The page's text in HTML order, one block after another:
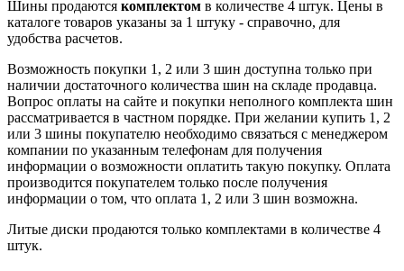
Шины продаются комплектом в количестве 4 штук. Цены в
каталоге товаров указаны за 1 штуку - справочно, для
удобства расчетов.
Возможность покупки 1, 2 или 3 шин доступна только при
наличии достаточного количества шин на складе продавца.
Вопрос оплаты на сайте и покупки неполного комплекта шин
рассматривается в частном порядке. При желании купить 1, 2
или 3 шины покупателю необходимо связаться с менеджером
компании по указанным телефонам для получения
информации о возможности оплатить такую покупку. Оплата
производится покупателем только после получения
информации о том, что оплата 1, 2 или 3 шин возможна.
Литые диски продаются только комплектами в количестве 4
штук.